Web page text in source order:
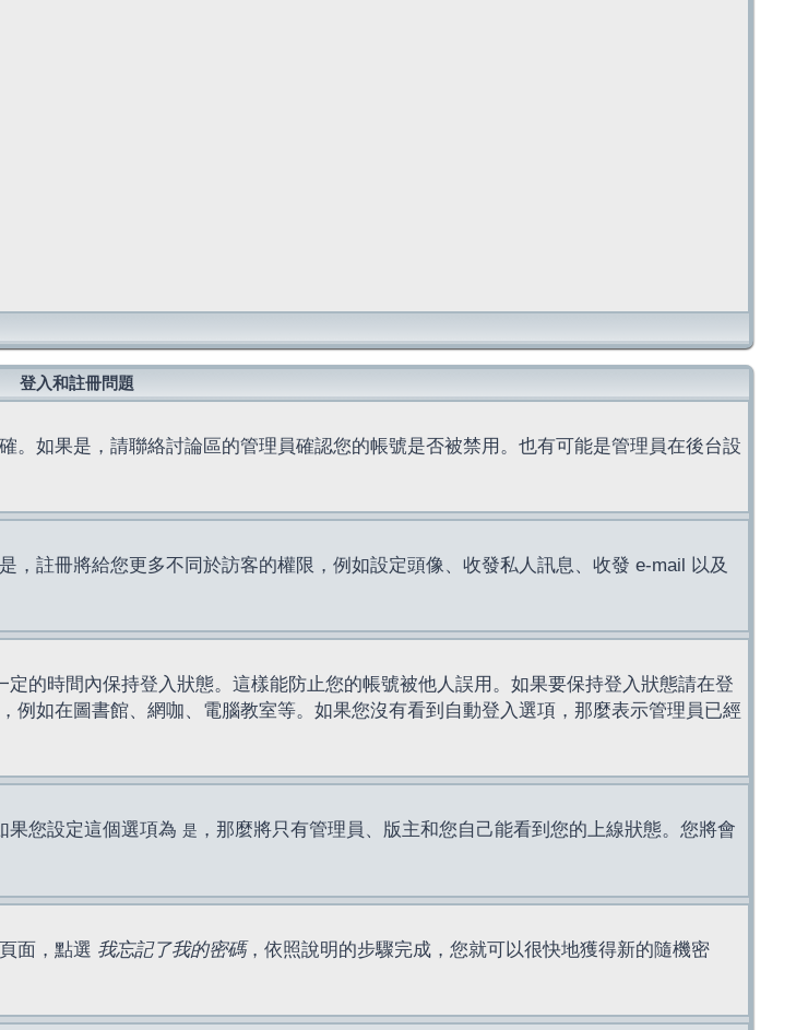
登入和註冊問題
如果是，請聯絡討論區的管理員確認您的帳號是否被禁用。也有可能是管理員在後台設
註冊將給您更多不同於訪客的權限，例如設定頭像、收發私人訊息、收發 e-mail 以及
的時間內保持登入狀態。這樣能防止您的帳號被他人誤用。如果要保持登入狀態請在登
如在圖書館、網咖、電腦教室等。如果您沒有看到自動登入選項，那麼表示管理員已經
果您設定這個選項為 是 ，那麼將只有管理員、版主和您自己能看到您的上線狀態。您將會
面，點選 我忘記了我的密碼，依照說明的步驟完成，您就可以很快地獲得新的隨機密